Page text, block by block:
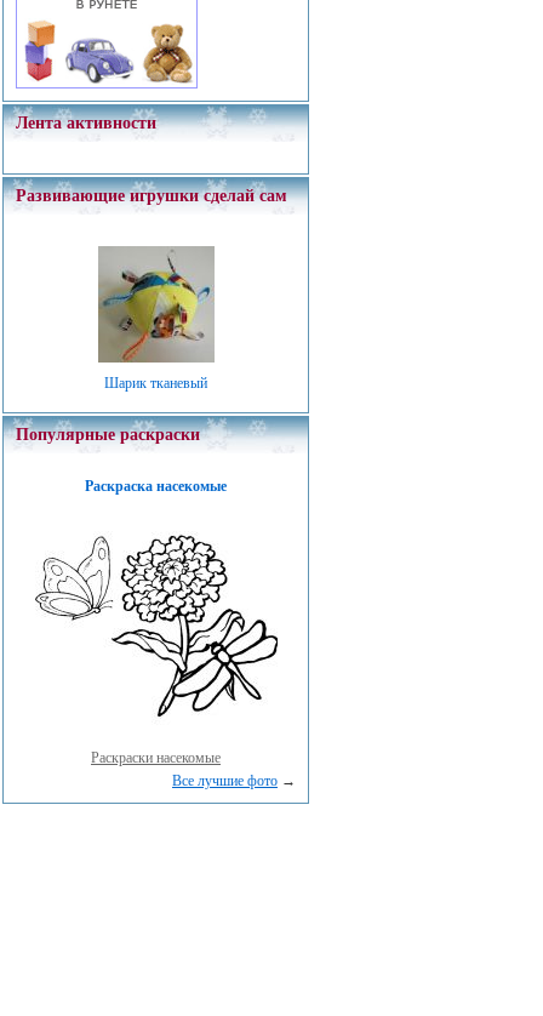
Лента активности
Развивающие игрушки сделай сам
Шарик тканевый
Популярные раскраски
Раскраска насекомые
Раскраски насекомые
Все лучшие фото →